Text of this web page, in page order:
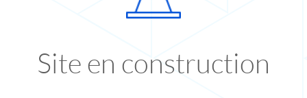
Site en construction